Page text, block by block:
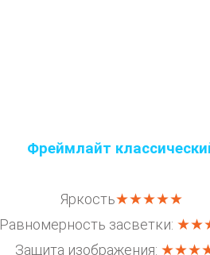
Фреймлайт
Яркость★★★★★
Равномерность засветки:
Защита изображения: